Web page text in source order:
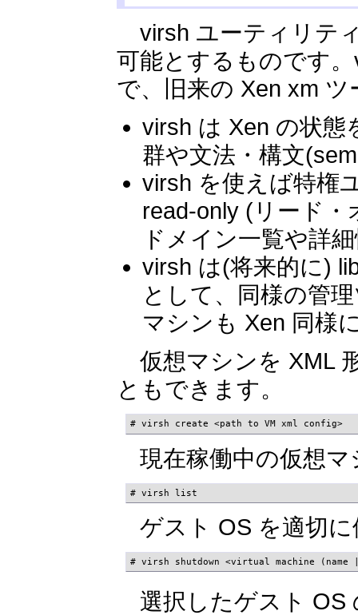
virsh ユーティリテ
可能とするものです
で、旧来の Xen xm
virsh は Xen の状
群や文法・構文
virsh を使えば特権
read-only (リード
ドメイン一覧や詳
virsh は(将来的に)
として、同様の管
マシンも Xen 同様
仮想マシンを XML
ともできます。
# virsh create <path to VM xml config>
現在稼働中の仮想マ
# virsh list
ゲスト OS を適切に
# virsh shutdown <virtual machine
選択したゲスト OS